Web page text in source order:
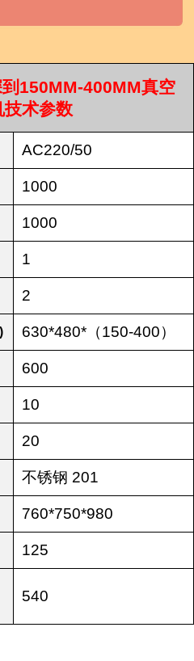
150MM-400MM真空
技术参数
AC220/50
1000
1000
1
2
630*480*（150-400）
600
10
20
不锈钢 201
760*750*980
125
540